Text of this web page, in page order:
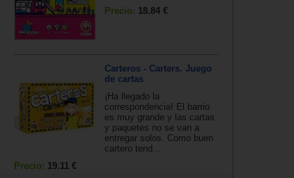
Precio: 18.84 €
Carteros - Carters. Juego
de cartas
¡Ha llegado la
correspondencia! El barrio
es muy grande y las cartas
y paquetes no se van a
entregar solos. Como buen
cartero tend...
Precio: 19.11 €